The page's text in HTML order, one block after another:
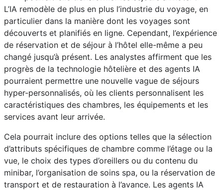
L’IA remodèle de plus en plus l’industrie du voyage, en
particulier dans la manière dont les voyages sont
découverts et planifiés en ligne. Cependant, l’expérience
de réservation et de séjour à l’hôtel elle-même a peu
changé jusqu’à présent. Les analystes affirment que les
progrès de la technologie hôtelière et des agents IA
pourraient permettre une nouvelle vague de séjours
hyper-personnalisés, où les clients personnalisent les
caractéristiques des chambres, les équipements et les
services avant leur arrivée.
Cela pourrait inclure des options telles que la sélection
d’attributs spécifiques de chambre comme l’étage ou la
vue, le choix des types d’oreillers ou du contenu du
minibar, l’organisation de soins spa, ou la réservation de
transport et de restauration à l’avance. Les agents IA